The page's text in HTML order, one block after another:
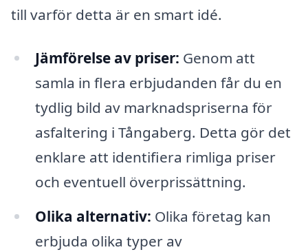
till varför detta är en smart idé.
Jämförelse av priser: Genom att
samla in flera erbjudanden får du en
tydlig bild av marknadspriserna för
asfaltering i Tångaberg. Detta gör det
enklare att identifiera rimliga priser
och eventuell överprissättning.
Olika alternativ: Olika företag kan
erbjuda olika typer av